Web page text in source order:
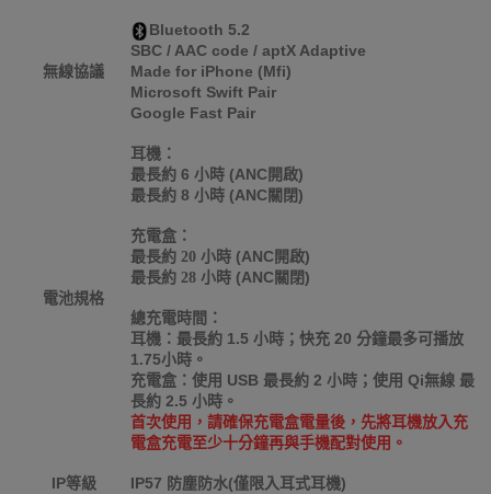
無線協議
Bluetooth 5.2
SBC / AAC code / aptX Adaptive
Made for iPhone (Mfi)
Microsoft Swift Pair
Google Fast Pair
電池規格
耳機：
最長約 6 小時 (ANC開啟)
最長約 8 小時 (ANC關閉)
充電盒：
最長約 20 小時 (ANC開啟)
最長約 28 小時 (ANC關閉)
總充電時間：
耳機：最長約 1.5 小時；快充 20 分鐘最多可播放
1.75小時。
充電盒：使用 USB 最長約 2 小時；使用 Qi無線 最
長約 2.5 小時。
首次使用，請確保充電盒電量後，先將耳機放入充
電盒充電至少十分鐘再與手機配對使用。
IP等級 IP57 防塵防水(僅限入耳式耳機)